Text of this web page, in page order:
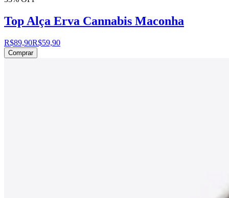
Top Alça Erva Cannabis Maconha
R$89,90R$59,90
Comprar